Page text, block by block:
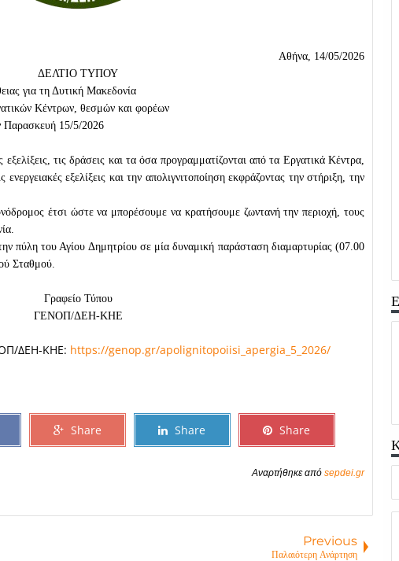
Αθήνα, 14/05/2026
ΔΕΛΤΙΟ ΤΥΠΟΥ
για τη Δυτική Μακεδονία
Κέντρων, θεσμών και φορέων
Παρασκευή 15/5/2026
τις δράσεις και τα όσα προγραμματίζονται από τα Εργατικά Κέντρα,
εξελίξεις και την απολιγνιτοποίηση εκφράζοντας την στήριξη, την
έτσι ώστε να μπορέσουμε να κρατήσουμε ζωντανή την περιοχή, τους
πύλη του Αγίου Δημητρίου σε μία δυναμική παράσταση διαμαρτυρίας (07.00
Σταθμού.
Γραφείο Τύπου
ΓΕΝΟΠ/ΔΕΗ-ΚΗΕ
ΔΕΗ-ΚΗΕ: https://genop.gr/apolignitopoiisi_apergia_5_2026/
Share Share Share
Αναρτήθηκε από sepdei.gr
Previous
Παλαιότερη Ανάρτηση